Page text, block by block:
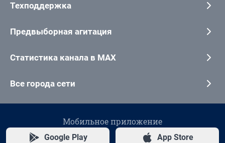
Техподдержка
Предвыборная агитация
Статистика канала в MAX
Все города сети
Мобильное приложение
Google Play App Store